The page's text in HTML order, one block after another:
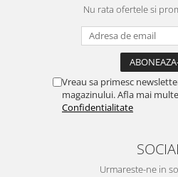
Nu rata ofertele si
Vreau sa primesc
magazinului. Afla mai
Confidentialitate
Urmareste-ne in